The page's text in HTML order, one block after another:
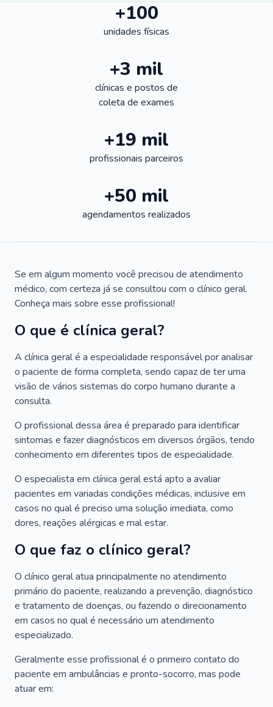
+100
unidades físicas
+3 mil
clínicas e postos de
coleta de exames
+19 mil
profissionais parceiros
+50 mil
agendamentos realizados
Se em algum momento você precisou de atendimento
médico, com certeza já se consultou com o clínico geral.
Conheça mais sobre esse profissional!
O que é clínica geral?
A clínica geral é a especialidade responsável por analisar
o paciente de forma completa, sendo capaz de ter uma
visão de vários sistemas do corpo humano durante a
consulta.
O profissional dessa área é preparado para identificar
sintomas e fazer diagnósticos em diversos órgãos, tendo
conhecimento em diferentes tipos de especialidade.
O especialista em clínica geral está apto a avaliar
pacientes em variadas condições médicas, inclusive em
casos no qual é preciso uma solução imediata, como
dores, reações alérgicas e mal estar.
O que faz o clínico geral?
O clínico geral atua principalmente no atendimento
primário do paciente, realizando a prevenção, diagnóstico
e tratamento de doenças, ou fazendo o direcionamento
em casos no qual é necessário um atendimento
especializado.
Geralmente esse profissional é o primeiro contato do
paciente em ambulâncias e pronto-socorro, mas pode
atuar em: